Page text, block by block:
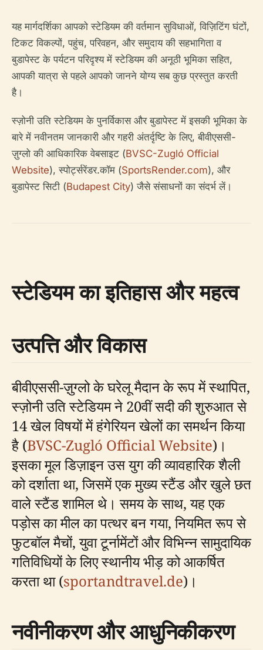
यह मार्गदर्शिका आपको स्टेडियम की वर्तमान सुविधाओं, विज़िटिंग घंटों,
टिकट विकल्पों, पहुंच, परिवहन, और समुदाय की सहभागिता व
बुडापेस्ट के पर्यटन परिदृश्य में स्टेडियम की अनूठी भूमिका सहित,
आपकी यात्रा से पहले आपको जानने योग्य सब कुछ प्रस्तुत करती
है।
स्ज़ोनी उति स्टेडियम के पुनर्विकास और बुडापेस्ट में इसकी भूमिका के
बारे में नवीनतम जानकारी और गहरी अंतर्दृष्टि के लिए, बीवीएससी-
ज़ुग्लो की आधिकारिक वेबसाइट (BVSC-Zugló Official
Website), स्पोर्ट्सरेंडर.कॉम (SportsRender.com), और
बुडापेस्ट सिटी (Budapest City) जैसे संसाधनों का संदर्भ लें।
स्टेडियम का इतिहास और महत्व
उत्पत्ति और विकास
बीवीएससी-ज़ुग्लो के घरेलू मैदान के रूप में स्थापित,
स्ज़ोनी उति स्टेडियम ने 20वीं सदी की शुरुआत से
14 खेल विषयों में हंगेरियन खेलों का समर्थन किया
है (BVSC-Zugló Official Website)।
इसका मूल डिज़ाइन उस युग की व्यावहारिक शैली
को दर्शाता था, जिसमें एक मुख्य स्टैंड और खुले छत
वाले स्टैंड शामिल थे। समय के साथ, यह एक
पड़ोस का मील का पत्थर बन गया, नियमित रूप से
फुटबॉल मैचों, युवा टूर्नामेंटों और विभिन्न सामुदायिक
गतिविधियों के लिए स्थानीय भीड़ को आकर्षित
करता था (sportandtravel.de)।
नवीनीकरण और आधुनिकीकरण